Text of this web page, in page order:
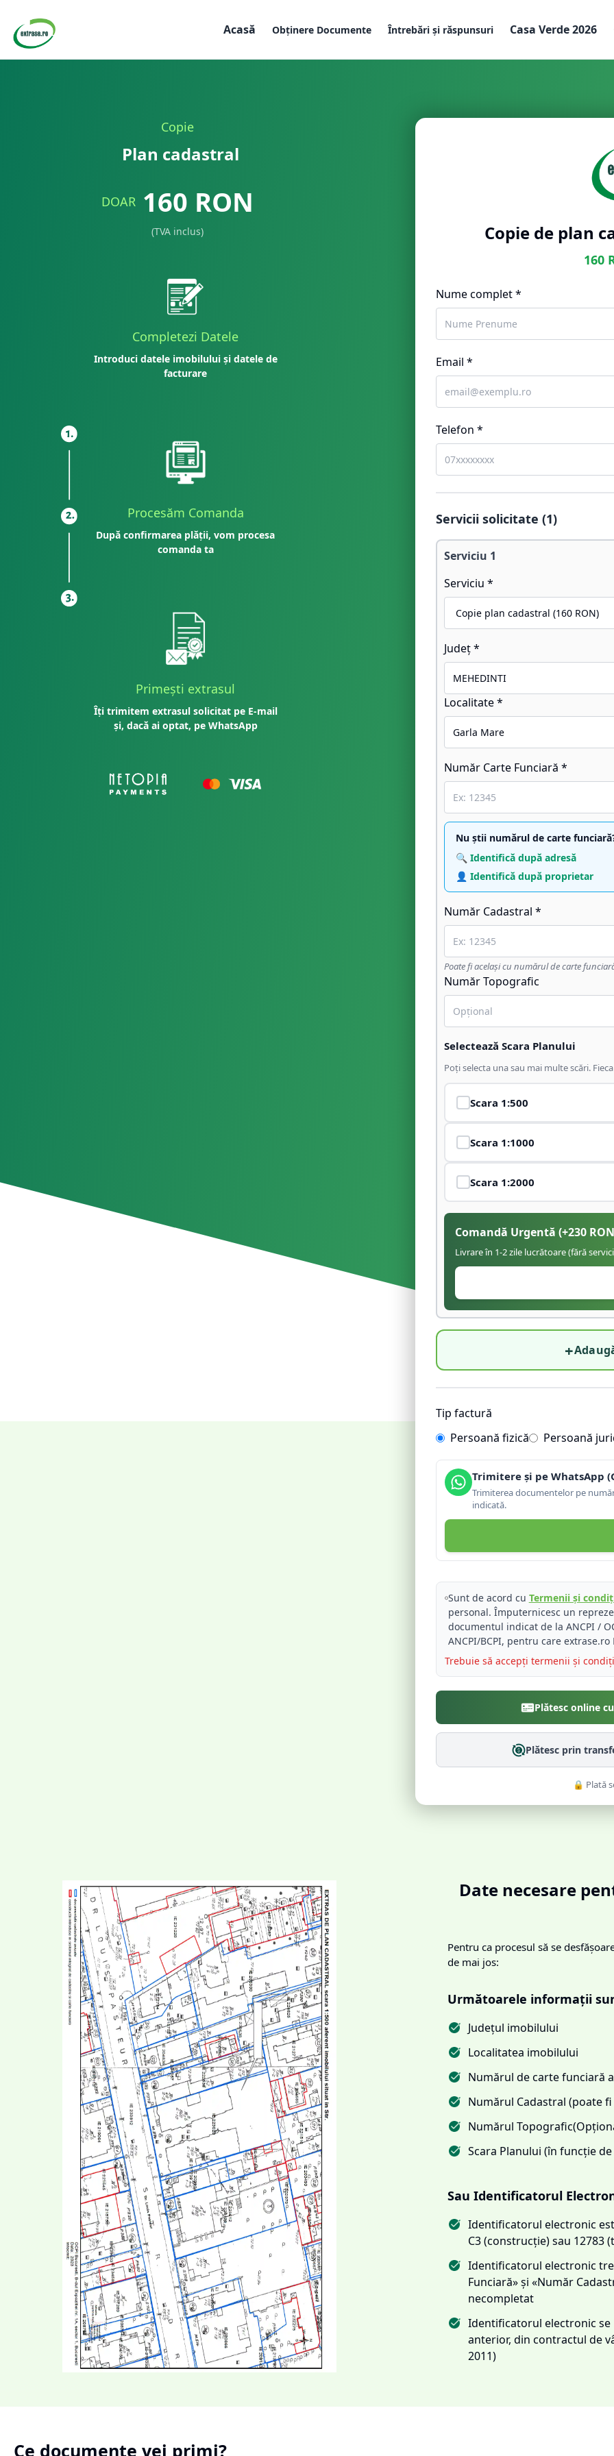
Acasă Obținere Documente Întrebări și răspunsuri Casa Verde 2026
Copie
Plan cadastral
DOAR 160 RON
(TVA inclus)
Completezi Datele
Introduci datele imobilului și datele de
facturare
Procesăm Comanda
După confirmarea plății, vom procesa
comanda ta
Primești extrasul
Îți trimitem extrasul solicitat pe E-mail
și, dacă ai optat, pe WhatsApp
Copie de plan
160
Nume complet *
Email *
Telefon *
Servicii solicitate (1)
Serviciu 1
Serviciu *
Județ *
Localitate *
Număr Carte Funciară *
Nu știi numărul de carte
🔍 Identifică după adresă
👤 Identifică după proprietar
Număr Cadastral *
Poate fi același cu numărul de carte
Număr Topografic
Selectează Scara Planului
Poți selecta una sau mai multe scări.
Scara 1:500
Scara 1:1000
Scara 1:2000
Comandă Urgentă (+230
Livrare în 1-2 zile lucrătoare (fără
+
Tip factură
Persoană fizică
Persoană
Trimitere și pe WhatsApp
Trimiterea documentelor pe
indicată.
Sunt de acord cu Termenii și
personal. Împuternicesc un
documentul indicat de la ANCPI /
ANCPI/BCPI, pentru care
Trebuie să accepți termenii și
Plătesc online
Plătesc prin
🔒 Plată
Date necesare
Pentru ca procesul să se
de mai jos:
Următoarele informații
Județul imobilului
Localitatea imobilului
Numărul de carte funciară
Numărul Cadastral (poate
Numărul
Scara Planului (în funcție
Sau Identificatorul
Identificatorul electronic
C3 (construcție) sau 12783
Identificatorul electronic
Funciară» și «Număr
necompletat
Identificatorul electronic
anterior, din contractul de
2011)
Ce documente vei primi?